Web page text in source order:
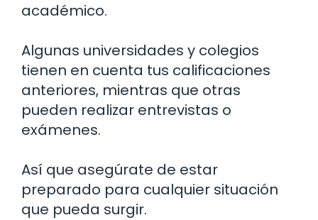
académico.
Algunas universidades y colegios
tienen en cuenta tus calificaciones
anteriores, mientras que otras
pueden realizar entrevistas o
exámenes.
Así que asegúrate de estar
preparado para cualquier situación
que pueda surgir.